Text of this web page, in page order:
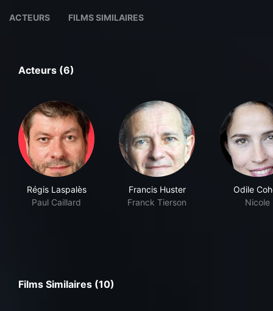
ACTEURS FILMS SIMILAIRES
Acteurs (6)
Régis Laspalès
Paul Caillard
Francis Huster
Franck Tierson
Odile
Nicole
Films Similaires (10)